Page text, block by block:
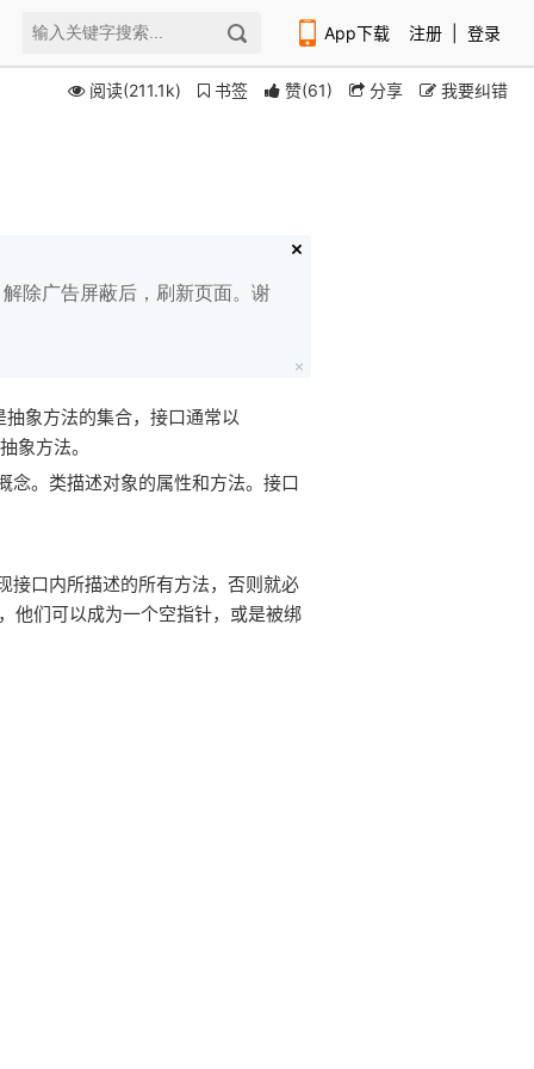
App下载 注册 登录
阅读(211.1k) 书签 赞(61) 分享 我要纠错
除广告屏蔽后，刷新页面。谢
象方法的集合，接口通常以
象方法。
念。类描述对象的属性和方法。接口
接口内所描述的所有方法，否则就必
他们可以成为一个空指针，或是被绑